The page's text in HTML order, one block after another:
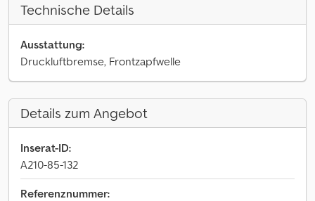
Technische Details
Ausstattung:
Druckluftbremse, Frontzapfwelle
Details zum Angebot
Inserat-ID:
A210-85-132
Referenznummer: